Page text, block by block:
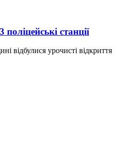
станції
відбулися урочисті